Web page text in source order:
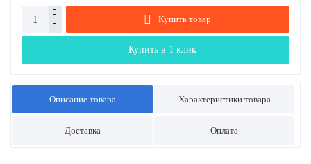
Купить товар
Купить в 1 клик
Описание товара Характеристики товара
Доставка Оплата